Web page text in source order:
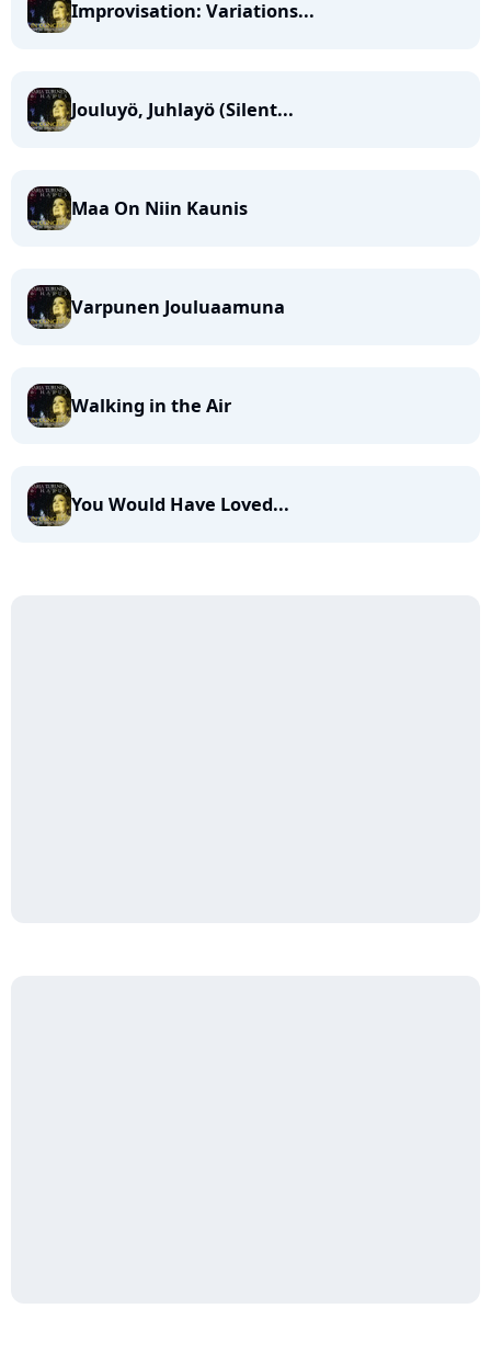
Improvisation: Variations...
Jouluyö, Juhlayö (Silent...
Maa On Niin Kaunis
Varpunen Jouluaamuna
Walking in the Air
You Would Have Loved...